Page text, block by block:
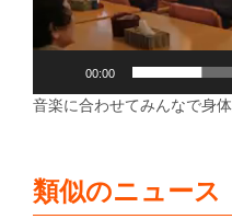
00:00
音楽に合わせてみんなで身
類似のニュース